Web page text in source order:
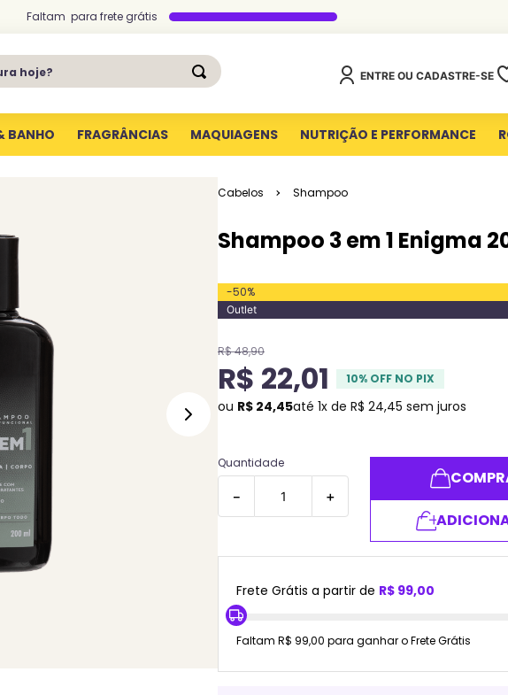
Faltam para frete grátis
hoje?
ENTRE OU CADASTRE-SE
BANHO FRAGRÂNCIAS MAQUIAGENS NUTRIÇÃO E PERFORMANCE
Cabelos Shampoo
Shampoo 3 em 1 Enigma
-50%
Outlet
R$48,90
R$ 22,01 10% OFF NO PIX
ou R$ 24,45até 1x de R$ 24,45 sem juros
Quantidade
＋
－
Frete Grátis a partir de R$ 99,00
Faltam R$ 99,00 para ganhar o Frete Grátis